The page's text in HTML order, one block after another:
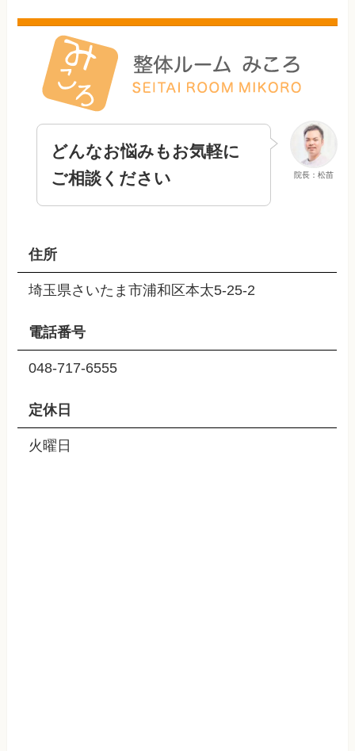
院長：松苗
どんなお悩みもお気軽に
ご相談ください
住所
埼玉県さいたま市浦和区本太5-25-2
電話番号
048-717-6555
定休日
火曜日